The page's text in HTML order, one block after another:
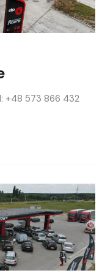
+48 573 866 432